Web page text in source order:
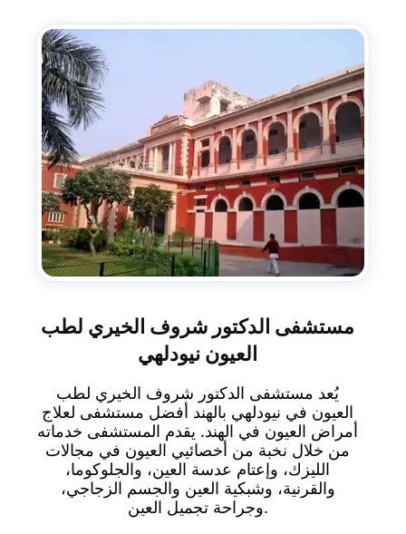
مستشفى الدكتور شروف الخيري لطب
العيون نيودلهي
يُعد مستشفى الدكتور شروف الخيري لطب
العيون في نيودلهي بالهند أفضل مستشفى لعلاج
أمراض العيون في الهند. يقدم المستشفى خدماته
من خلال نخبة من أخصائيي العيون في مجالات
الليزك، وإعتام عدسة العين، والجلوكوما،
والقرنية، وشبكية العين والجسم الزجاجي،
وجراحة تجميل العين.